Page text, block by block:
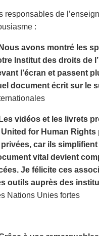
de
:
avons montré les
Institut des droits de
l’écran et passent
document écrit sur le
vidéos et les livrets
United for Human
privées, car ils
vital devient
Je félicite ces
outils auprès des
Nations Unies fortes